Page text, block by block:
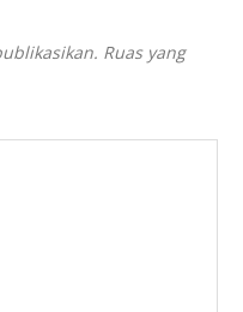
Ruas yang